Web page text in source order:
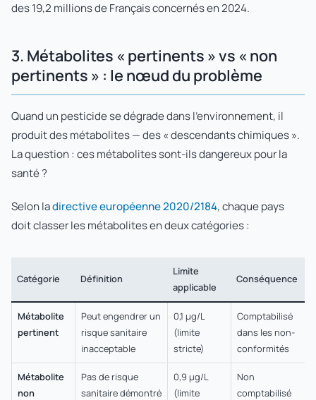
des 19,2 millions de Français concernés en 2024.
3. Métabolites « pertinents » vs « non
pertinents » : le nœud du problème
Quand un pesticide se dégrade dans l'environnement, il
produit des métabolites — des « descendants chimiques ».
La question : ces métabolites sont-ils dangereux pour la
santé ?
Selon ladirective européenne 2020/2184, chaque pays
doit classer les métabolites en deux catégories :
Catégorie Définition
Limite
applicable
Conséquence
Métabolite
pertinent
Peut engendrer un
risque sanitaire
inacceptable
0,1 µg/L
(limite
stricte)
Comptabilisé
dans les non-
conformités
Métabolite
non
Pas de risque
sanitaire démontré
0,9 µg/L
(limite
Non
comptabilisé